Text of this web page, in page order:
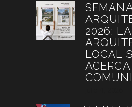
2026: LA
LOCAL